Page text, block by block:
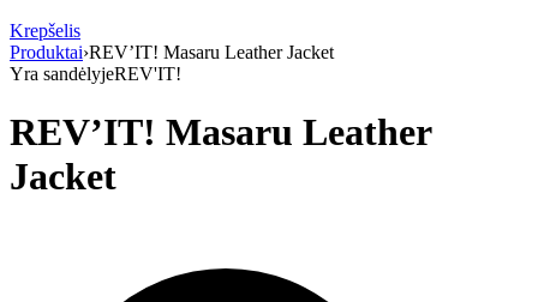
Krepšelis
Produktai›REV’IT! Masaru Leather Jacket
Yra sandėlyjeREV'IT!
REV’IT! Masaru Leather
Jacket